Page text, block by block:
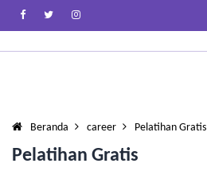
Beranda career Pelatihan Gratis
Pelatihan Gratis